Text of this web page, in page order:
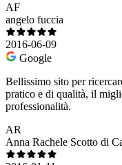
AF
angelo fuccia
2016-06-09
Google
Bellissimo sito per
pratico e di qualità, il
professionalità.
AR
Anna Rachele Scotto di